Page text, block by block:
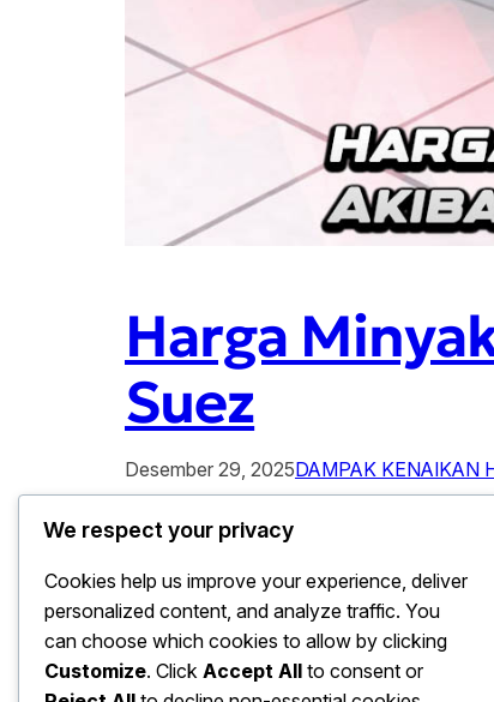
Harga
Suez
Desember 29, 2025DAMPAK KENAIKAN
Harga Minyak Mentah Melonjak
konflik di kawasan Terusan Suez
pelayaran terpenting dunia tersebut
langsung berdampak pada
We respect your privacy
Cookies help us improve your experience, deliver
personalized content, and analyze traffic. You
can choose which cookies to allow by clicking
Customize. Click Accept All to consent or